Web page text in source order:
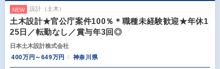
NEW 設計（土木）
土木設計★官公庁案件100％＊職種未経験歓迎★年休1
25日／転勤なし／賞与年3回◎
日本土木設計株式会社
400万円～649万円
神奈川県